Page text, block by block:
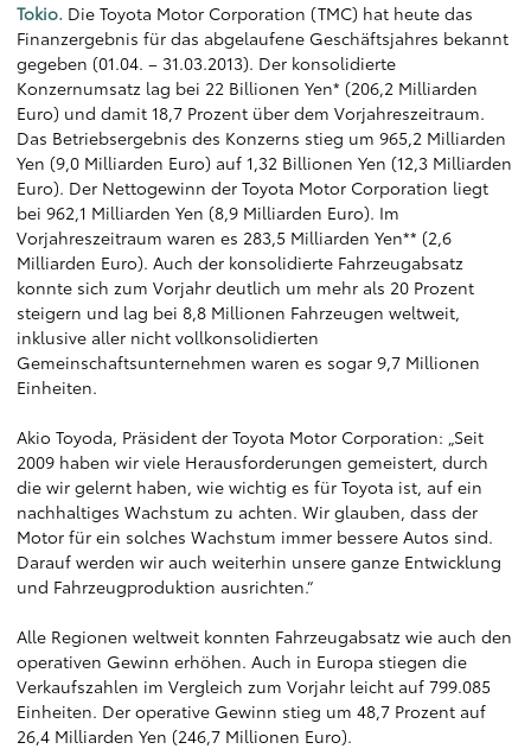
Tokio. Die Toyota Motor Corporation (TMC) hat heute das
Finanzergebnis für das abgelaufene Geschäftsjahres bekannt
gegeben (01.04. – 31.03.2013). Der konsolidierte
Konzernumsatz lag bei 22 Billionen Yen* (206,2 Milliarden
Euro) und damit 18,7 Prozent über dem Vorjahreszeitraum.
Das Betriebsergebnis des Konzerns stieg um 965,2 Milliarden
Yen (9,0 Milliarden Euro) auf 1,32 Billionen Yen (12,3 Milliarden
Euro). Der Nettogewinn der Toyota Motor Corporation liegt
bei 962,1 Milliarden Yen (8,9 Milliarden Euro). Im
Vorjahreszeitraum waren es 283,5 Milliarden Yen** (2,6
Milliarden Euro). Auch der konsolidierte Fahrzeugabsatz
konnte sich zum Vorjahr deutlich um mehr als 20 Prozent
steigern und lag bei 8,8 Millionen Fahrzeugen weltweit,
inklusive aller nicht vollkonsolidierten
Gemeinschaftsunternehmen waren es sogar 9,7 Millionen
Einheiten.
Akio Toyoda, Präsident der Toyota Motor Corporation: „Seit
2009 haben wir viele Herausforderungen gemeistert, durch
die wir gelernt haben, wie wichtig es für Toyota ist, auf ein
nachhaltiges Wachstum zu achten. Wir glauben, dass der
Motor für ein solches Wachstum immer bessere Autos sind.
Darauf werden wir auch weiterhin unsere ganze Entwicklung
und Fahrzeugproduktion ausrichten.“
Alle Regionen weltweit konnten Fahrzeugabsatz wie auch den
operativen Gewinn erhöhen. Auch in Europa stiegen die
Verkaufszahlen im Vergleich zum Vorjahr leicht auf 799.085
Einheiten. Der operative Gewinn stieg um 48,7 Prozent auf
26,4 Milliarden Yen (246,7 Millionen Euro).